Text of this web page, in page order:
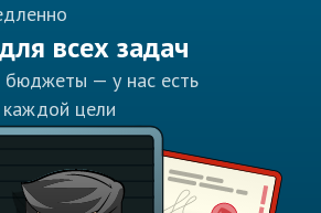
всех задач
— у нас есть
цели